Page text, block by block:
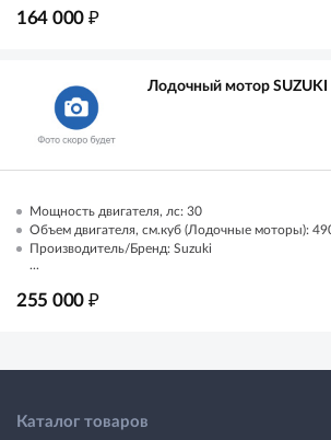
164 000 ₽
Лодочный мотор SUZUKI
Мощность двигателя, лс: 30
Объем двигателя, см.куб (Лодочные моторы):
Производитель/Бренд: Suzuki
...
255 000 ₽
Каталог товаров